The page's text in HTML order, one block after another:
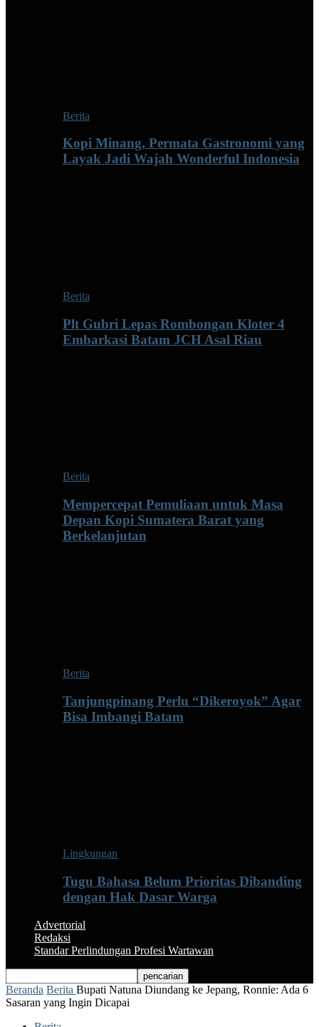
Berita
Kopi Minang, Permata Gastronomi yang
Layak Jadi Wajah Wonderful Indonesia
Berita
Plt Gubri Lepas Rombongan Kloter 4
Embarkasi Batam JCH Asal Riau
Berita
Mempercepat Pemuliaan untuk Masa
Depan Kopi Sumatera Barat yang
Berkelanjutan
Berita
Tanjungpinang Perlu “Dikeroyok” Agar
Bisa Imbangi Batam
Lingkungan
Tugu Bahasa Belum Prioritas Dibanding
dengan Hak Dasar Warga
Advertorial
Redaksi
Standar Perlindungan Profesi Wartawan
Beranda Berita Bupati Natuna Diundang ke Jepang, Ronnie: Ada 6
Sasaran yang Ingin Dicapai